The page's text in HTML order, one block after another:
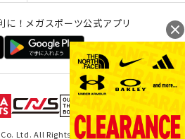
に！メガスポーツ公式アプリ
Ltd. All Rights Reserved.